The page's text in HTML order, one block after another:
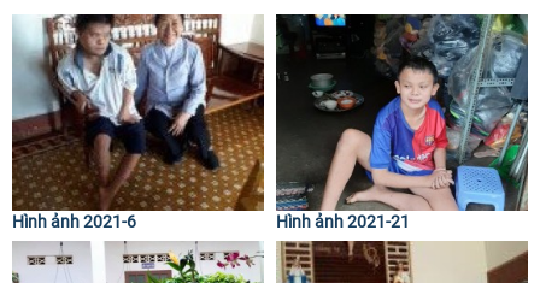
Hình ảnh 2021-6 Hình ảnh 2021-21